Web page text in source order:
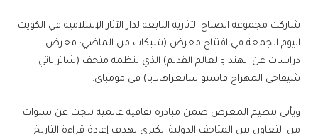
شاركت مجموعة الصباح الآثارية التابعة لدار الآثار الإسلامية في الكويت
اليوم الجمعة في افتتاح معرض (شبكات من الماضي: معرض
دراسات عن الهند والعالم القديم) الذي ينظمه متحف (شاتراباتي
شيفاجي المهراج فاستو سانغراهالايا) في مومباي.
ويأتي تنظيم المعرض ضمن مبادرة ثقافية عالمية نتجت عن سنوات
من التعاون بين المتاحف الدولية الكبرى بهدف إعادة قراءة التاريخ